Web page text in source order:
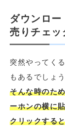
ダウンロ
売りチェッ
突然やってく
もあるでしょう
そんな時のた
ーホンの横に
クリックする